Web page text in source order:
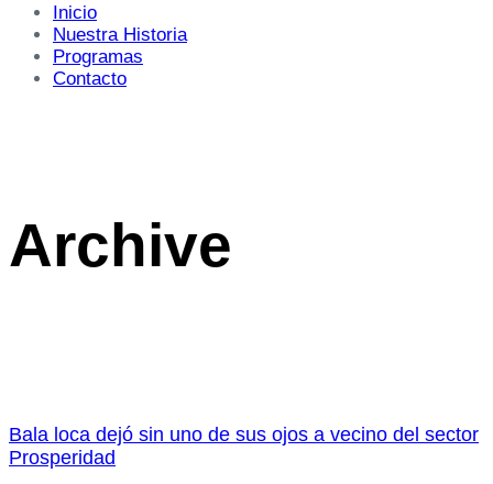
Inicio
Nuestra Historia
Programas
Contacto
Archive
Bala loca dejó sin uno de sus ojos a vecino del sector
Prosperidad